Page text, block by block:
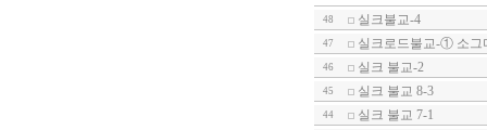
48 실크불교-4
47 실크로드불교-① 소그
46 실크 불교-2
45 실크 불교 8-3
44 실크 불교 7-1